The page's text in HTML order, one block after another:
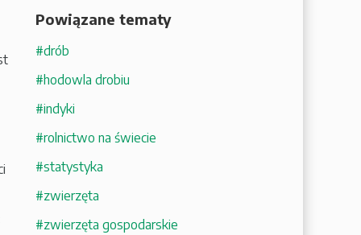
Powiązane tematy
#drób
#hodowla drobiu
#indyki
#rolnictwo na świecie
#statystyka
#zwierzęta
#zwierzęta gospodarskie